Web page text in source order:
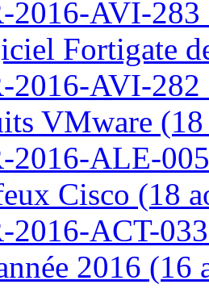
2016-AVI-
Fortigate
2016-AVI-
VMware
2016-ALE-
Cisco (18
2016-ACT-
2016 (16